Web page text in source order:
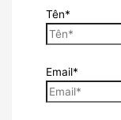
Tên*
Email*